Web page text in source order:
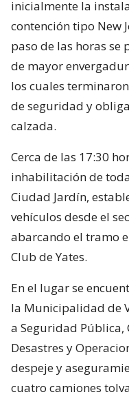
inicialmente la
contención tipo New
paso de las horas
de mayor
los cuales
de seguridad y
calzada.
Cerca de las 17:30
inhabilitación de
Ciudad Jardín,
vehículos desde el
abarcando el tramo
Club de Yates.
En el lugar se
la Municipalidad de
a Seguridad Pública,
Desastres y
despeje y
cuatro camiones